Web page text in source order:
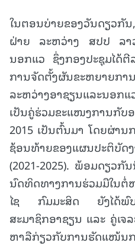
ໃນຕອນບ່າຍຂອງວັນດຽວ
ຝ່າຍ ລະຫວ່າງ ສປປ ລາ
ນອກແວ ຊຶ່ງກອງປະຊຸມໄດ້
ການຈັດຕັ້ງຜັນຂະຫຍາຍກາ
ລະຫວ່າງອາຊຽນແລະນອກ
ເປັນຄູ່ຮ່ວມຂະແໜງການກັ
2015 ເປັນຕົ້ນມາ ໂດຍຜ່ານ
ຊ້ອນທ້າຍຂອງແຜນປະຕິ
(2021-2025). ພ້ອມດຽວກັ
ນົດທິດທາງການຮ່ວມມືໃນ
ໄຊ ກົມມະສິດ ຍັງໄດ້ພົບປ
ສະມາຊິກອາຊຽນ ແລະ ຄູ່ເຈ
ຫາລືກ່ຽວກັບການຮັດແໜ້ນ